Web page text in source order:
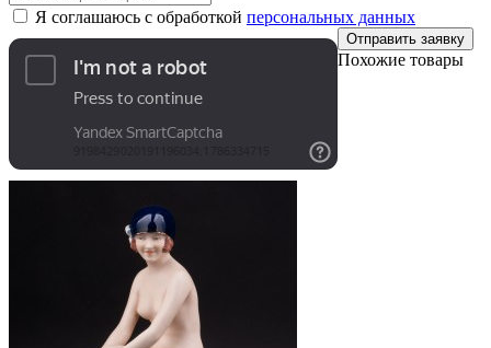
Я соглашаюсь с обработкой персональных данных
Отправить заявку
Похожие товары